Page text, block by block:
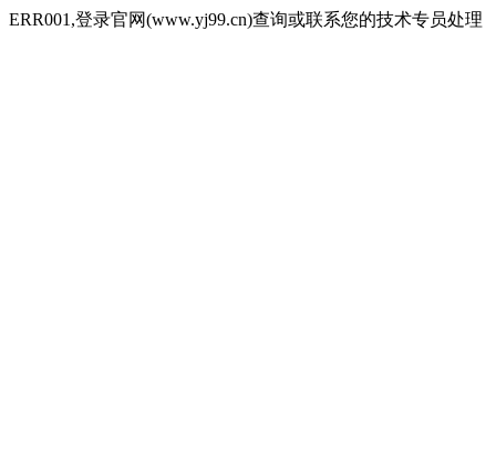
ERR001,登录官网(www.yj99.cn)查询或联系您的技术专员处理